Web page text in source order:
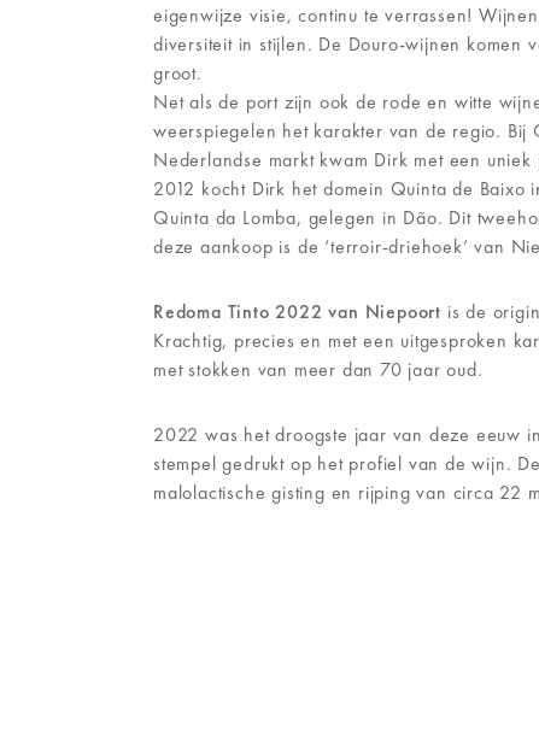
eigenwijze visie, continu te verrassen!
diversiteit in stijlen. De Douro-wijnen komen
groot.
Net als de port zijn ook de rode en witte
weerspiegelen het karakter van de regio. Bij
Nederlandse markt kwam Dirk met een
2012 kocht Dirk het domein Quinta de
Quinta da Lomba, gelegen in Dão. Dit
deze aankoop is de ‘terroir-driehoek’ van
Redoma Tinto 2022 van Niepoort is de
Krachtig, precies en met een uitgesproken
met stokken van meer dan 70 jaar oud.
2022 was het droogste jaar van deze eeuw
stempel gedrukt op het profiel van de wijn.
malolactische gisting en rijping van circa 22